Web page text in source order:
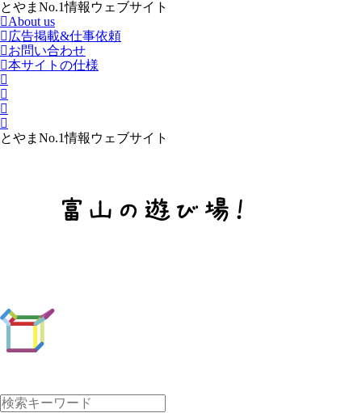
とやまNo.1情報ウェブサイト
About us
広告掲載&仕事依頼
お問い合わせ
本サイトの仕様
とやまNo.1情報ウェブサイト